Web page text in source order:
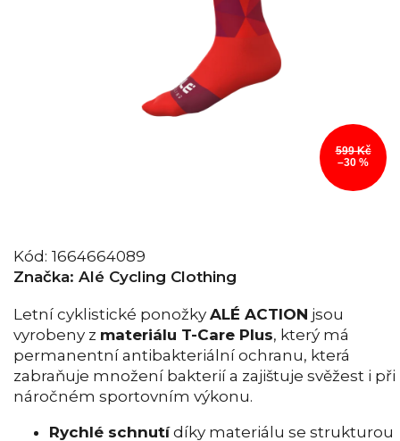
599 Kč
–30 %
Kód: 1664664089
Značka: Alé Cycling Clothing
Letní cyklistické ponožky ALÉ ACTION jsou
vyrobeny z materiálu T-Care Plus, který má
permanentní antibakteriální ochranu, která
zabraňuje množení bakterií a zajištuje svěžest i při
náročném sportovním výkonu.
Rychlé schnutídíky materiálu se strukturou